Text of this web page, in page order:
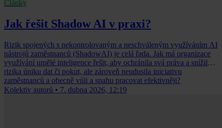
Články
Jak řešit Shadow AI v praxi?
Rizik spojených s nekontrolovaným a neschváleným využíváním AI
nástrojů zaměstnanců (ShadowAI) je celá řada. Jak má organizace
využívání umělé inteligence řešit, aby ochránila svá práva a snížila
rizika úniku dat či pokut, ale zároveň neudusila iniciativu
zaměstnanců a obecně vůli a snahu pracovat efektivněji?
Kolektiv autorů • 7. dubna 2026, 12:19